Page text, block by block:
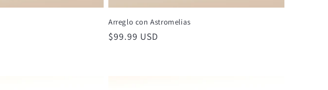
Arreglo con Astromelias
Precio
$99.99 USD